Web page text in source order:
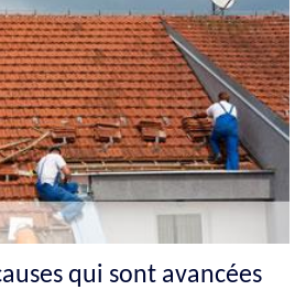
qui sont avancées